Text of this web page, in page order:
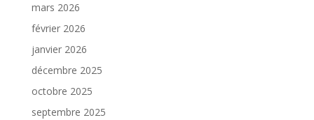
mars 2026
février 2026
janvier 2026
décembre 2025
octobre 2025
septembre 2025